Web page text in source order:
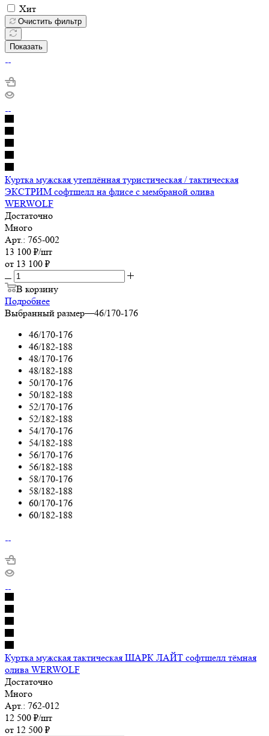
Хит
Очистить фильтр
Показать
Куртка мужская утеплённая туристическая / тактическая
ЭКСТРИМ софтшелл на флисе с мембраной олива
WERWOLF
Достаточно
Много
Арт.: 765-002
13 100 ₽/шт
от 13 100 ₽
В корзину
Подробнее
Выбранный размер—46/170-176
46/170-176
46/182-188
48/170-176
48/182-188
50/170-176
50/182-188
52/170-176
52/182-188
54/170-176
54/182-188
56/170-176
56/182-188
58/170-176
58/182-188
60/170-176
60/182-188
Куртка мужская тактическая ШАРК ЛАЙТ софтшелл тёмная
олива WERWOLF
Достаточно
Много
Арт.: 762-012
12 500 ₽/шт
от 12 500 ₽